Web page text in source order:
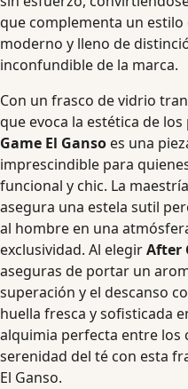
que complementa un estilo
moderno y lleno de
inconfundible de la marca.
Con un frasco de vidrio
que evoca la estética de
Game El Ganso es una
imprescindible para
funcional y chic. La
asegura una estela sutil
al hombre en una
exclusividad. Al elegirAfter
aseguras de portar un
superación y el descanso
huella fresca y sofisticada
alquimia perfecta entre los
serenidad del té con esta
El Ganso.